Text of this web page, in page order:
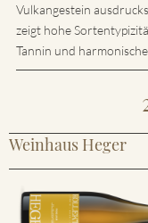
Vulkangestein
zeigt hohe
Tannin und
Weinhaus Heger